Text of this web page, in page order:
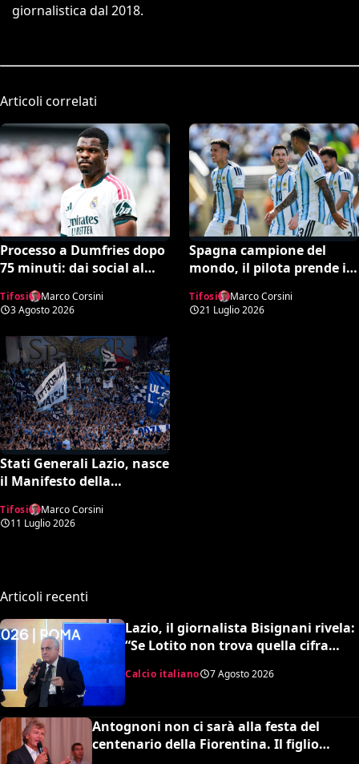
giornalistica dal 2018.
Articoli correlati
Processo a Dumfries dopo
75 minuti: dai social al
caso virale
Tifosi
Marco Corsini
3 Agosto 2026
Spagna campione del
mondo, il pilota prende in
in volo: il video è virale
Tifosi
Marco Corsini
21 Luglio 2026
Stati Generali Lazio, nasce
il Manifesto della
polemica sulla scelta di
Gattuso
Tifosi
Marco Corsini
11 Luglio 2026
Articoli recenti
Lazio, il giornalista Bisignani rivela:
“Se Lotito non trova quella cifra
Calcio italiano 7 Agosto 2026
Antognoni non ci sarà alla festa del
centenario della Fiorentina. Il figlio